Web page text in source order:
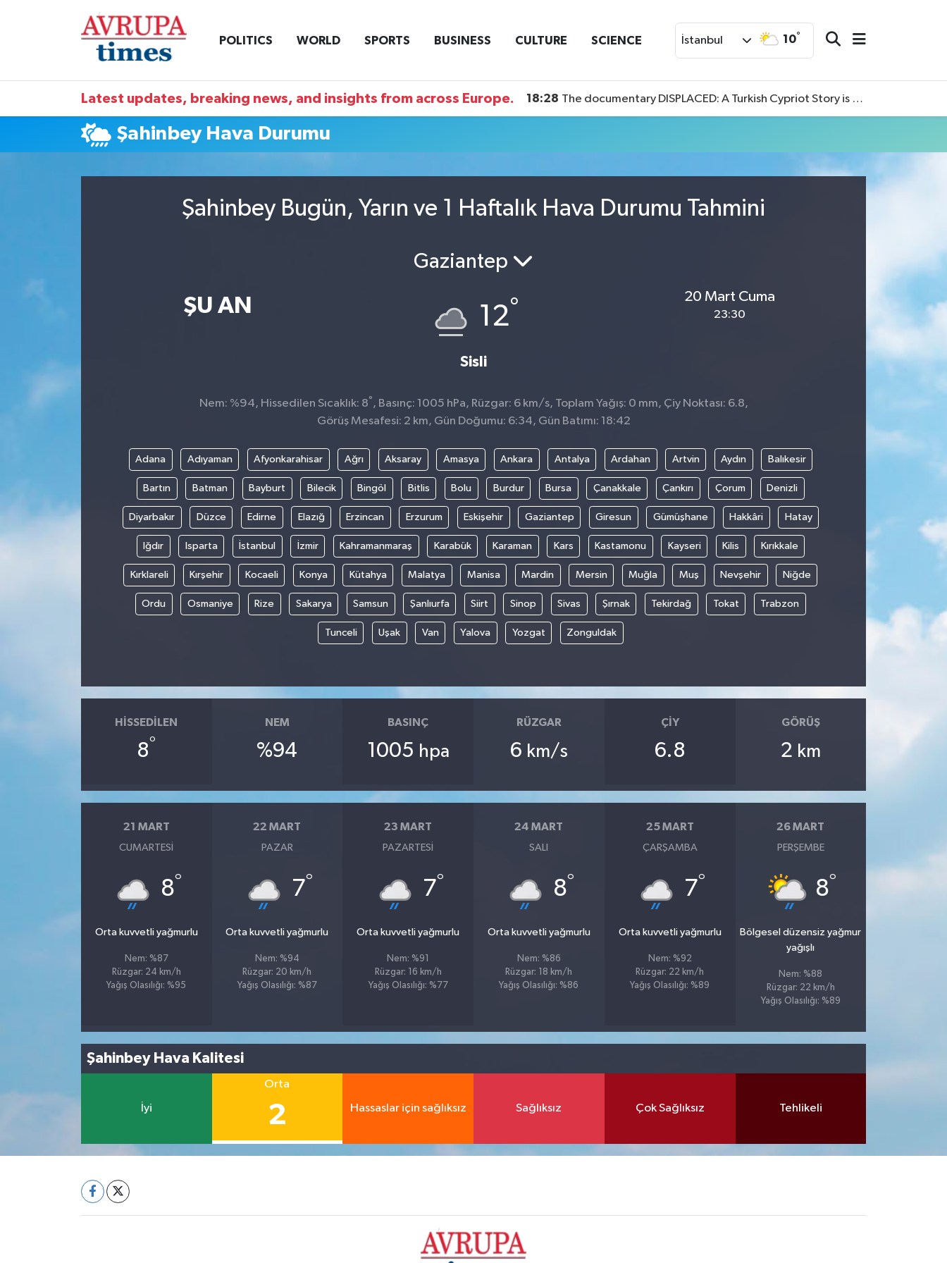
POLITICS WORLD SPORTS BUSINESS CULTURE SCIENCE İstanbul 10°
Latest updates, breaking news, and insights from across Europe. 18:28 The documentary DISPLACED: A Turkish Cypriot Story is now available to watch
Şahinbey Hava Durumu
Şahinbey Bugün, Yarın ve 1 Haftalık Hava Durumu Tahmini
ŞU AN
Gaziantep
12°
Sisli
20 Mart Cuma
23:30
Nem: %94, Hissedilen Sıcaklık: 8° , Basınç: 1005 hPa, Rüzgar: 6 km/s, Toplam Yağış: 0 mm, Çiy Noktası: 6.8,
Görüş Mesafesi: 2 km, Gün Doğumu: 6:34, Gün Batımı: 18:42
Adana Adıyaman Afyonkarahisar Ağrı Aksaray Amasya Ankara Antalya Ardahan Artvin Aydın Balıkesir
Bartın Batman Bayburt Bilecik Bingöl Bitlis Bolu Burdur Bursa Çanakkale Çankırı Çorum Denizli
Diyarbakır Düzce Edirne Elazığ Erzincan Erzurum Eskişehir Gaziantep Giresun Gümüşhane Hakkâri Hatay
Iğdır Isparta İstanbul İzmir Kahramanmaraş Karabük Karaman Kars Kastamonu Kayseri Kilis Kırıkkale
Kırklareli Kırşehir Kocaeli Konya Kütahya Malatya Manisa Mardin Mersin Muğla Muş Nevşehir Niğde
Ordu Osmaniye Rize Sakarya Samsun Şanlıurfa Siirt Sinop Sivas Şırnak Tekirdağ Tokat Trabzon
Tunceli Uşak Van Yalova Yozgat Zonguldak
HISSEDILEN
8°
NEM
%94
BASINÇ
1005 hpa
RÜZGAR
6 km/s
ÇIY
6.8
GÖRÜŞ
2 km
21 MART
CUMARTESI
8°
Orta kuvvetli yağmurlu
Nem: %87
Rüzgar: 24 km/h
Yağış Olasılığı: %95
22 MART
PAZAR
7°
Orta kuvvetli yağmurlu
Nem: %94
Rüzgar: 20 km/h
Yağış Olasılığı: %87
23 MART
PAZARTESI
7°
Orta kuvvetli yağmurlu
Nem: %91
Rüzgar: 16 km/h
Yağış Olasılığı: %77
24 MART
SALI
8°
Orta kuvvetli yağmurlu
Nem: %86
Rüzgar: 18 km/h
Yağış Olasılığı: %86
25 MART
ÇARŞAMBA
7°
Orta kuvvetli yağmurlu
Nem: %92
Rüzgar: 22 km/h
Yağış Olasılığı: %89
26 MART
PERŞEMBE
8°
Bölgesel düzensiz yağmur
yağışlı
Nem: %88
Rüzgar: 22 km/h
Yağış Olasılığı: %89
Şahinbey Hava Kalitesi
İyi
Orta
2 Hassaslar için sağlıksız Sağlıksız Çok Sağlıksız Tehlikeli
Nöbetçi Eczaneler
Namaz Vakitleri
Süper Lig Puan Durumu ve Fikstür